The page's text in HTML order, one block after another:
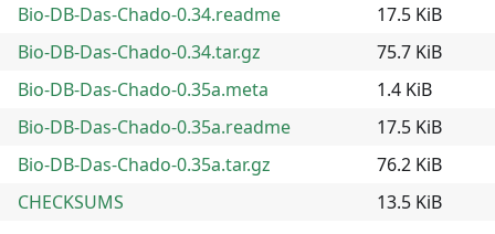
Bio-DB-Das-Chado-0.34.readme
17.5 KiB
Bio-DB-Das-Chado-0.34.tar.gz
75.7 KiB
Bio-DB-Das-Chado-0.35a.meta
1.4 KiB
Bio-DB-Das-Chado-0.35a.readme
17.5 KiB
Bio-DB-Das-Chado-0.35a.tar.gz
76.2 KiB
CHECKSUMS
13.5 KiB